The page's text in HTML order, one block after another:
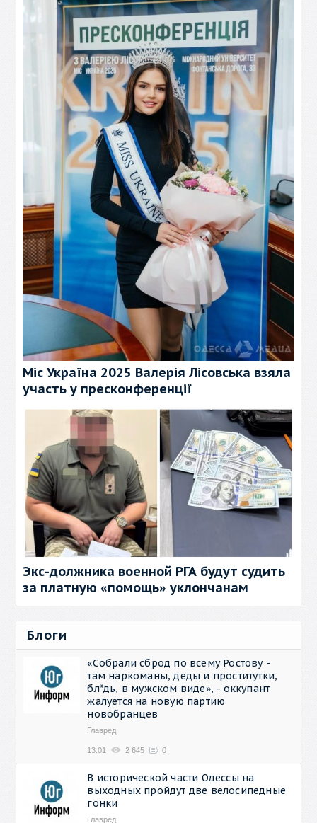
Міс Україна 2025 Валерія Лісовська взяла
участь у пресконференції
Экс-должника военной РГА будут судить
за платную «помощь» уклончанам
Блоги
«Собрали сброд по всему Ростову -
там наркоманы, деды и проститутки,
бл*дь, в мужском виде», - оккупант
жалуется на новую партию
новобранцев
Главред
13:01 2 645 0
В исторической части Одессы на
выходных пройдут две велосипедные
гонки
Главред